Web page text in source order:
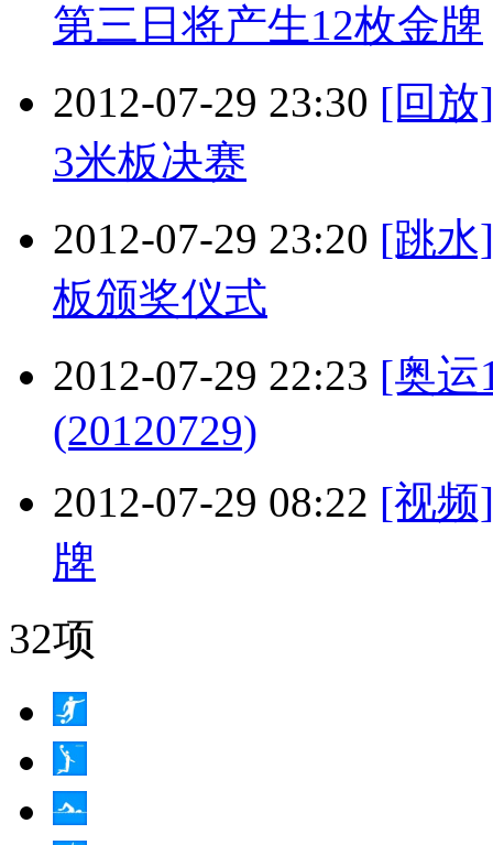
第三日将产生12枚金牌
2012-07-29 23:30 [回放
3米板决赛
2012-07-29 23:20 [跳水
板颁奖仪式
2012-07-29 22:23 [奥运
(20120729)
2012-07-29 08:22 [视频
牌
32项